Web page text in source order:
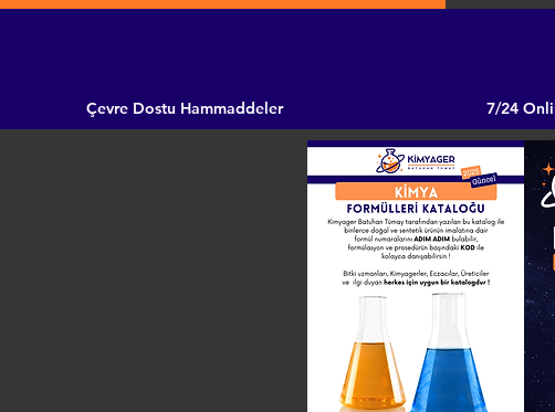
Çevre Dostu Hammaddeler 7/24